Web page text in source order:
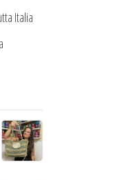
Italia